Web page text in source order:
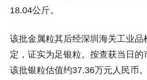
18.04公斤。
该批金属粒其后经深圳海关工业品
定，证实为足银粒。按查获当日的
该批银粒估值约37.36万元人民币